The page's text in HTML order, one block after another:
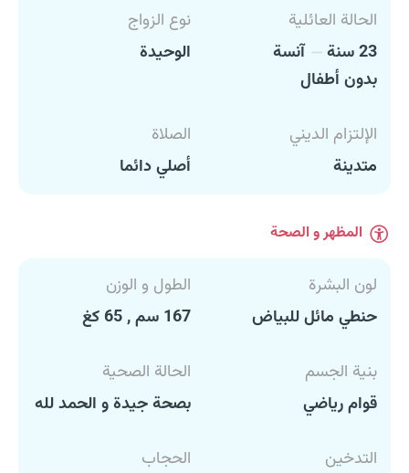
الحالة العائلية
23 سنة
آنسة
بدون أطفال
نوع الزواج
الوحيدة
الإلتزام الديني
متدينة
الصلاة
أصلي دائما
المظهر و الصحة
لون البشرة
حنطي مائل للبياض
الطول و الوزن
167 سم , 65 كغ
بنية الجسم
قوام رياضي
الحالة الصحية
بصحة جيدة و الحمد لله
التدخين
الحجاب